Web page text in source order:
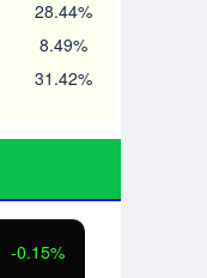
28.44%
8.49%
31.42%